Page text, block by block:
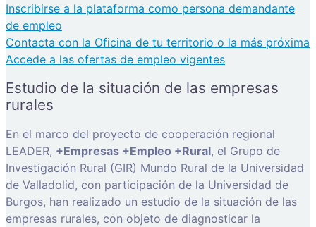
Inscribirse a la plataforma como persona demandante
de empleo
Contacta con la Oficina de tu territorio o la más próxima
Accede a las ofertas de empleo vigentes
Estudio de la situación de las empresas
rurales
En el marco del proyecto de cooperación regional
LEADER, +Empresas +Empleo +Rural, el Grupo de
Investigación Rural (GIR) Mundo Rural de la Universidad
de Valladolid, con participación de la Universidad de
Burgos, han realizado un estudio de la situación de las
empresas rurales, con objeto de diagnosticar la